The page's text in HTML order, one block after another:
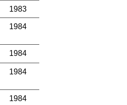
1983
1984
1984
1984
1984